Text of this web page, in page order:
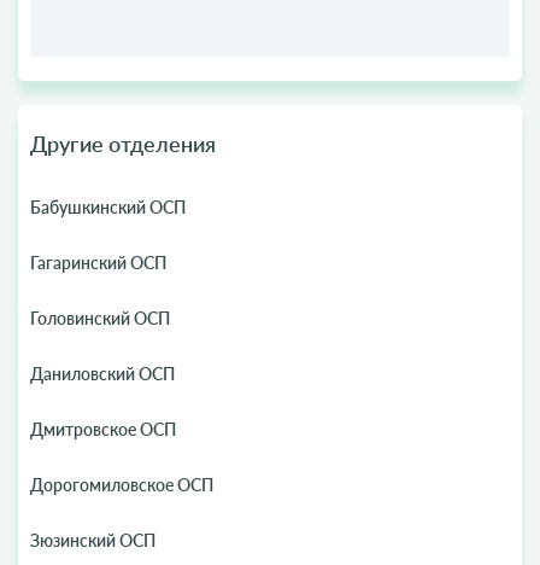
Другие отделения
Бабушкинский ОСП
Гагаринский ОСП
Головинский ОСП
Даниловский ОСП
Дмитровское ОСП
Дорогомиловское ОСП
Зюзинский ОСП